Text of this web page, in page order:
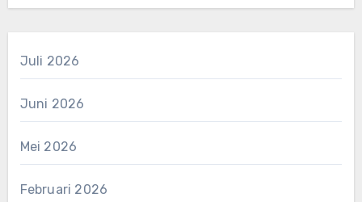
Juli 2026
Juni 2026
Mei 2026
Februari 2026